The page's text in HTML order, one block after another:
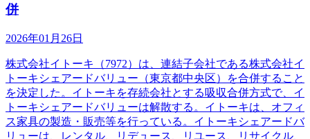
併
2026年01月26日
株式会社イトーキ（7972）は、連結子会社である株式会社イ
トーキシェアードバリュー（東京都中央区）を合併すること
を決定した。イトーキを存続会社とする吸収合併方式で、イ
トーキシェアードバリューは解散する。イトーキは、オフィ
ス家具の製造・販売等を行っている。イトーキシェアードバ
リューは、レンタル、リデュース、リユース、リサイクル、